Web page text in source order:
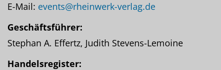
E-Mail: events@rheinwerk-verlag.de
Geschäftsführer:
Stephan A. Effertz, Judith Stevens-Lemoine
Handelsregister: